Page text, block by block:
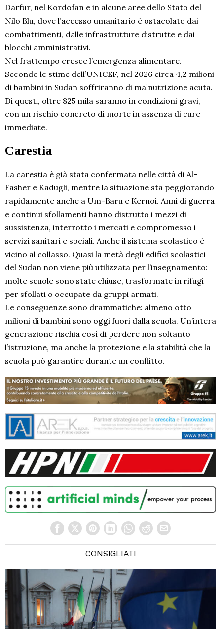
Darfur, nel Kordofan e in alcune aree dello Stato del
Nilo Blu, dove l’accesso umanitario è ostacolato dai
combattimenti, dalle infrastrutture distrutte e dai
blocchi amministrativi.
Nel frattempo cresce l’emergenza alimentare.
Secondo le stime dell’UNICEF, nel 2026 circa 4,2 milioni
di bambini in Sudan soffriranno di malnutrizione acuta.
Di questi, oltre 825 mila saranno in condizioni gravi,
con un rischio concreto di morte in assenza di cure
immediate.
Carestia
La carestia è già stata confermata nelle città di Al-
Fasher e Kadugli, mentre la situazione sta peggiorando
rapidamente anche a Um-Baru e Kernoi. Anni di guerra
e continui sfollamenti hanno distrutto i mezzi di
sussistenza, interrotto i mercati e compromesso i
servizi sanitari e sociali. Anche il sistema scolastico è
vicino al collasso. Quasi la metà degli edifici scolastici
del Sudan non viene più utilizzata per l’insegnamento:
molte scuole sono state chiuse, trasformate in rifugi
per sfollati o occupate da gruppi armati.
Le conseguenze sono drammatiche: almeno otto
milioni di bambini sono oggi fuori dalla scuola. Un’intera
generazione rischia così di perdere non soltanto
l’istruzione, ma anche la protezione e la stabilità che la
scuola può garantire durante un conflitto.
CONSIGLIATI